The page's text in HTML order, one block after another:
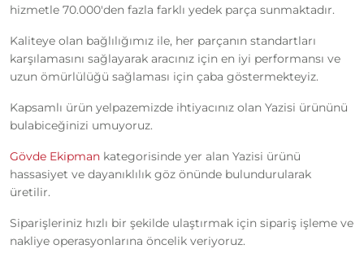
hizmetle 70.000'den fazla farklı yedek parça sunmaktadır.
Kaliteye olan bağlılığımız ile, her parçanın standartları
karşılamasını sağlayarak aracınız için en iyi performansı ve
uzun ömürlülüğü sağlaması için çaba göstermekteyiz.
Kapsamlı ürün yelpazemizde ihtiyacınız olan Yazisi ürününü
bulabiceğinizi umuyoruz.
Gövde Ekipman kategorisinde yer alan Yazisi ürünü
hassasiyet ve dayanıklılık göz önünde bulundurularak
üretilir.
Siparişleriniz hızlı bir şekilde ulaştırmak için sipariş işleme ve
nakliye operasyonlarına öncelik veriyoruz.